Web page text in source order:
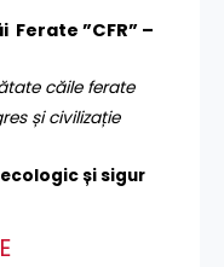
”CFR” –
căile ferate
și civilizație
ecologic și sigur